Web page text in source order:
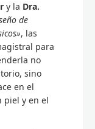
y la Dra.
de
, las
para
no
sino
en el
piel y en el